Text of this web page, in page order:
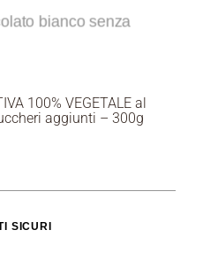
100% VEGETALE al
aggiunti – 300g
SICURI